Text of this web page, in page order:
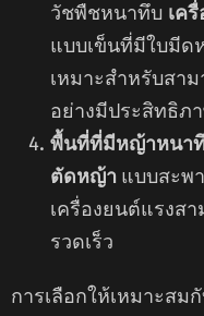
วัชพืชหนาทึบ เค
แบบเข็นที่มีใบมีด
เหมาะสำหรับสา
อย่างมีประสิทธิภ
พื้นที่ที่มีหญ้าหนา
ตัดหญ้า แบบสะพ
เครื่องยนต์แรงส
รวดเร็ว
การเลือกให้เหมาะสม